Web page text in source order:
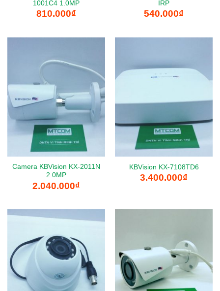
1001C4 1.0MP
810.000₫
IRP
540.000₫
Camera KBVision KX-2011N
2.0MP
2.040.000₫
KBVision KX-7108TD6
3.400.000₫